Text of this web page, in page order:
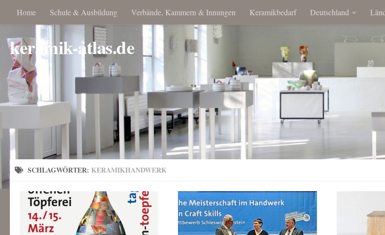
Home Schule & Ausbildung Verbände, Kammern & Innungen Keramikbedarf Deutschland
keramik-atlas.de
SCHLAGWÖRTER: KERAMIKHANDWERK